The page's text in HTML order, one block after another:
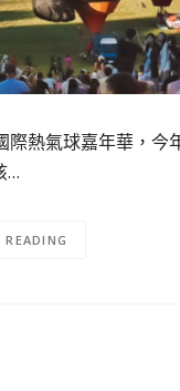
際熱氣球嘉年華，
…